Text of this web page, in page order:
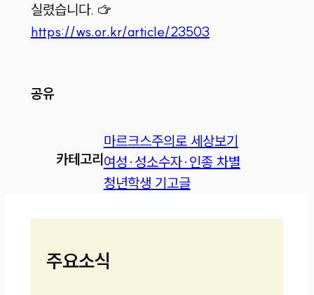
실렸습니다. ☞
https://ws.or.kr/article/23503
공유
카테고리
마르크스주의로 세상보기
여성·성소수자·인종 차별
청년학생 기고글
주요소식